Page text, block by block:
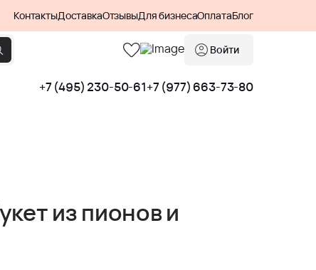
КонтактыДоставкаОтзывыДля бизнесаОплатаБлог
Войти
+7 (495) 230-50-61+7 (977) 663-73-80
из пионов и